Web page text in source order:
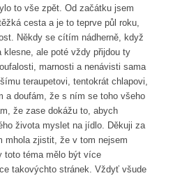
to vše zpět. Od začátku jsem
cesta a je to teprve půl roku,
Někdy se cítím nádherně, když
klesne, ale poté vždy přijdou ty
marnosti a nenávisti sama
teraupetovi, tentokrát chlapovi,
a doufám, že s ním se toho všeho
že zase dokážu to, abych
života myslet na jídlo. Děkuji za
mhola zjistit, že v tom nejsem
téma mělo být více
takovýchto stránek. Vždyť všude